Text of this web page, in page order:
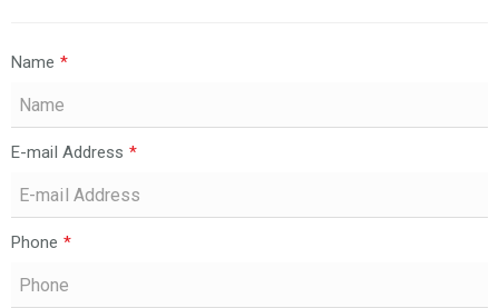
Name *
E-mail Address *
Phone *